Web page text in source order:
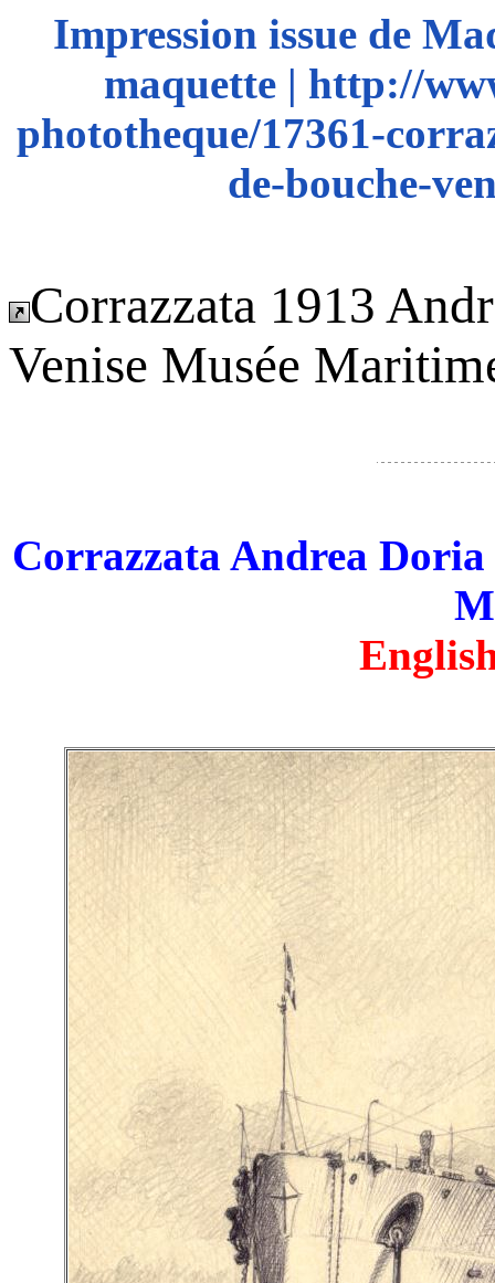
Impression issue de
maquette | http://
phototheque/17361-
de-bouche-
Corrazzata 1913
Venise Musée
Corrazzata Andrea Doria